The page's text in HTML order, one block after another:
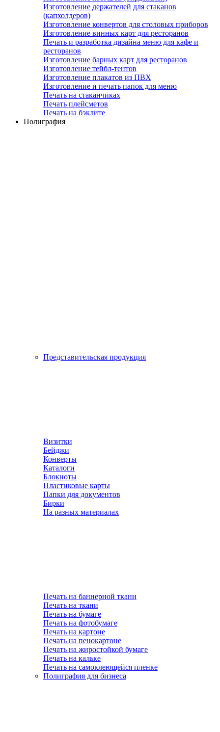
Изготовление держателей для стаканов
(капхолдеров)
Изготовление конвертов для столовых приборов
Изготовление винных карт для ресторанов
Печать и разработка дизайна меню для кафе и
ресторанов
Изготовление барных карт для ресторанов
Изготовление тейбл-тентов
Изготовление плакатов из ПВХ
Изготовление и печать папок для меню
Печать на стаканчиках
Печать плейсметов
Печать на бэклите
Полиграфия
Представительская продукция
Визитки
Бейджи
Конверты
Каталоги
Блокноты
Пластиковые карты
Папки для документов
Бирки
На разных материалах
Печать на баннерной ткани
Печать на ткани
Печать на бумаге
Печать на фотобумаге
Печать на картоне
Печать на пенокартоне
Печать на жиростойкой бумаге
Печать на кальке
Печать на самоклеющейся пленке
Полиграфия для бизнеса